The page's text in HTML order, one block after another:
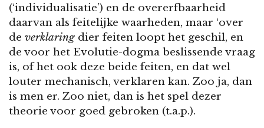
(‘individualisatie’) en de overerfbaarheid
daarvan als feitelijke waarheden, maar ‘over
de verklaringdier feiten loopt het geschil, en
de voor het Evolutie-dogma beslissende vraag
is, of het ook deze beide feiten, en dat wel
louter mechanisch, verklaren kan. Zoo ja, dan
is men er. Zoo niet, dan is het spel dezer
theorie voor goed gebroken (t.a.p.).